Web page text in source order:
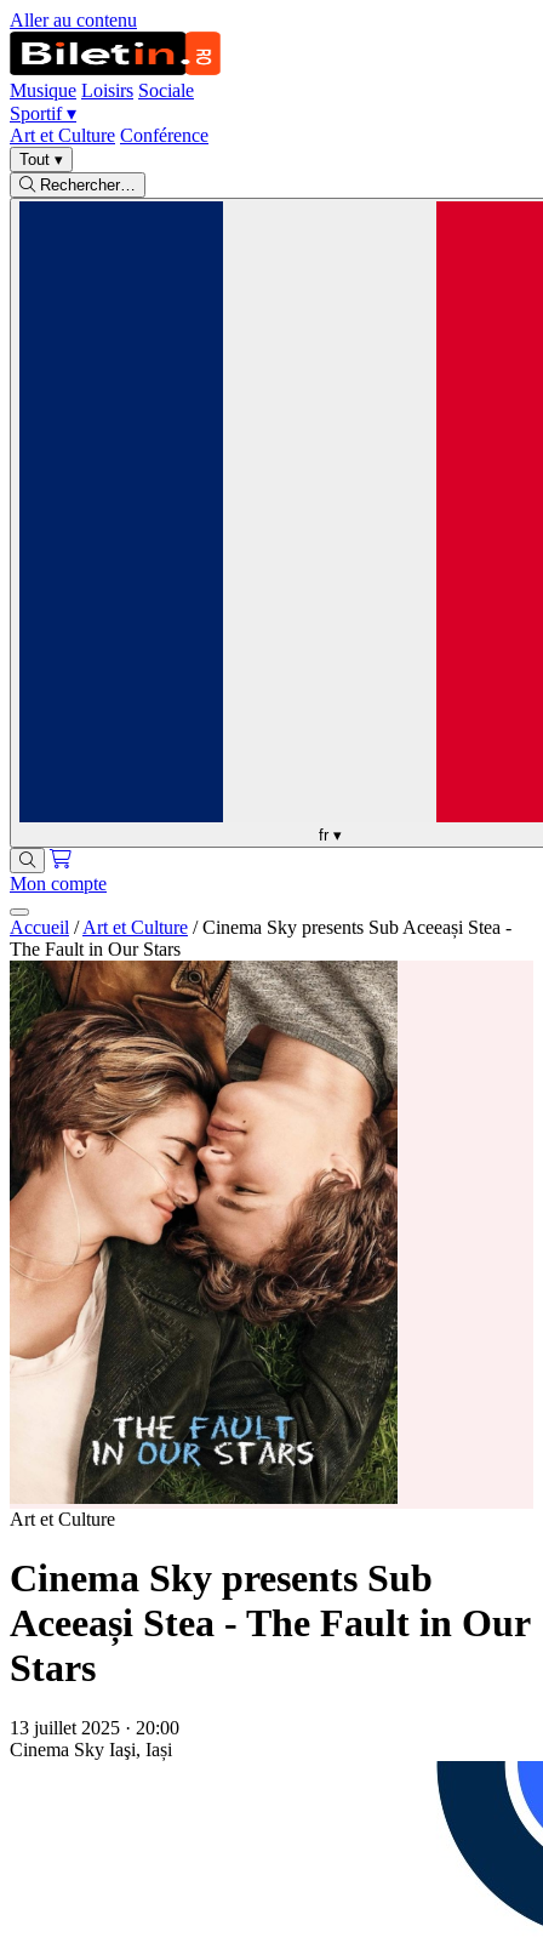
Aller au contenu
Musique Loisirs Sociale
Sportif▾
Art et Culture Conférence
Tout ▾
Rechercher…
fr ▾
Mon compte
Accueil / Art et Culture / Cinema Sky presents Sub Aceeași Stea -
The Fault in Our Stars
Art et Culture
Cinema Sky presents Sub
Aceeași Stea - The Fault in Our
Stars
13 juillet 2025 · 20:00
Cinema Sky Iaşi, Iași